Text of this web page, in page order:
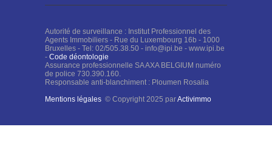
Autorité de surveillance : Institut Professionnel des
Agents Immobiliers - Rue du Luxembourg 16b - 1000
Bruxelles - Tel: 02/505.38.50 - info@ipi.be - www.ipi.be
- Code déontologie
Assurance professionnelle SA AXA BELGIUM numéro
de police 730.390.160.
Responsable anti-blanchiment : Ploumen Rosalia
Mentions légales © Copyright 2025 parActivimmo